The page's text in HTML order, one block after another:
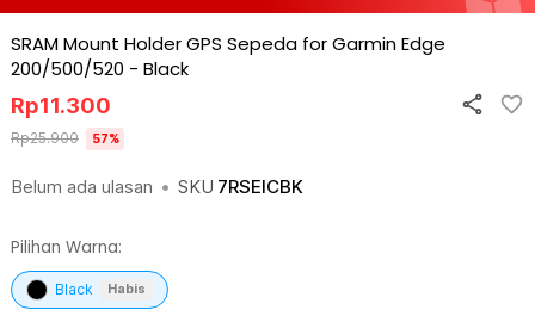
SRAM Mount Holder GPS Sepeda for Garmin Edge
200/500/520 - Black
Belum ada ulasan • SKU 7RSEICBK
Rp11.300
Rp25.900 57%
Pilihan Warna:
Black Habis